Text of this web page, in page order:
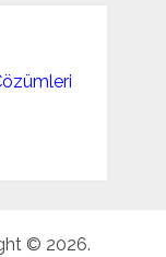
© 2026.